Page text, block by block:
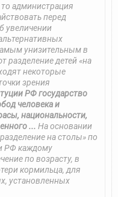
администрация
перед
увеличении
унизительным в
разделение детей «на
некоторые
зрения
РФ государство
человека и
национальности,
... На основании
на столы» по
РФ каждому
по возрасту, в
кормильца, для
установленных